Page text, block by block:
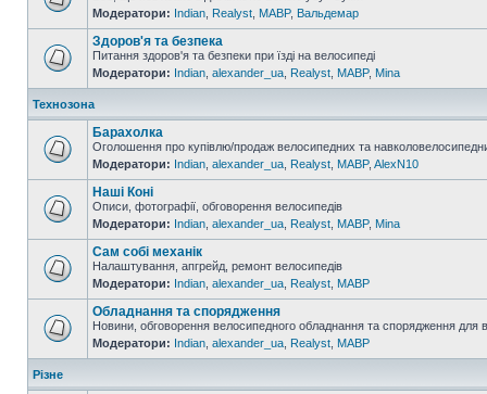
Модератори: Indian Realyst MABP, Вальдемар
Здоров'я та безпека
Питання здоров'я та безпеки при їзді на велосипеді
Модератори: Indian alexander_ua Realyst MABP, Mina
Технозона
Барахолка
Оголошення про купівлю/продаж велосипедних та
Модератори: Indian alexander_ua Realyst MABP, AlexN10
Наші Коні
Описи, фотографії, обговорення велосипедів
Модератори: Indian alexander_ua Realyst MABP, Mina
Сам собі механік
Налаштування, апгрейд, ремонт велосипедів
Модератори: Indian alexander_ua Realyst MABP
Обладнання та спорядження
Новини, обговорення велосипедного обладнання та спорядження для
Модератори: Indian alexander_ua Realyst MABP
Різне